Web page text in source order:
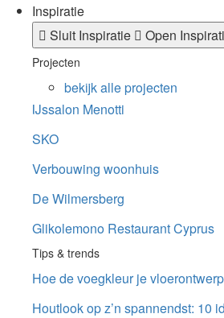
Inspiratie
Sluit Inspiratie
Open
Projecten
bekijk alle projecten
IJssalon Menotti
SKO
Verbouwing woonhuis
De Wilmersberg
Glikolemono Restaurant Cyprus
Tips & trends
Hoe de voegkleur je
Houtlook op z’n spannendst: 10